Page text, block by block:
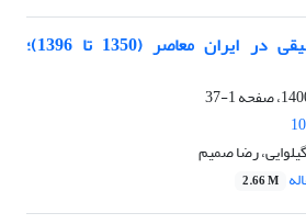
چالش‌های دین و موسیقی در ایران معاصر (1350 تا 1396)؛
1-37
رضا صمیم
2.66 M